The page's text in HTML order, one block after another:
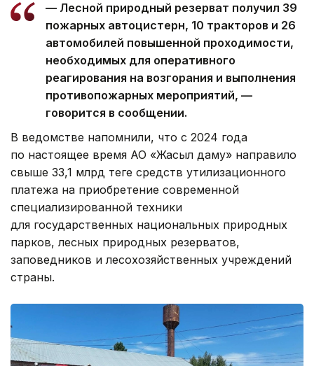
— Лесной природный резерват получил 39
пожарных автоцистерн, 10 тракторов и 26
автомобилей повышенной проходимости,
необходимых для оперативного
реагирования на возгорания и выполнения
противопожарных мероприятий, —
говорится в сообщении.
В ведомстве напомнили, что с 2024 года
по настоящее время АО «Жасыл даму» направило
свыше 33,1 млрд теңге средств утилизационного
платежа на приобретение современной
специализированной техники
для государственных национальных природных
парков, лесных природных резерватов,
заповедников и лесохозяйственных учреждений
страны.